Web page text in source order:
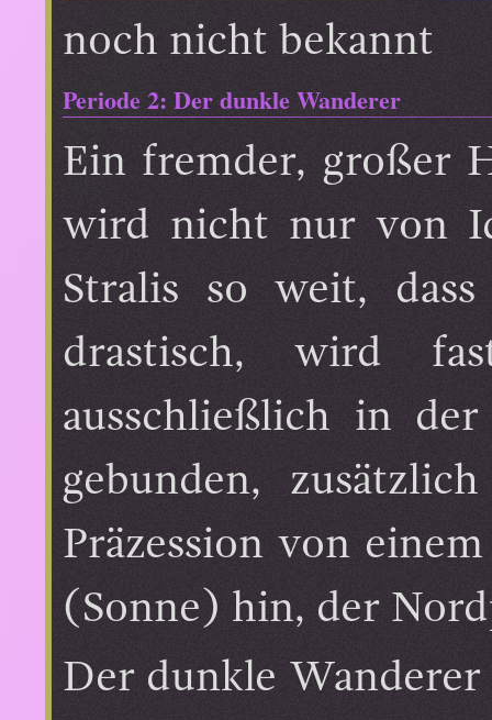
noch nicht bekannt
Periode 2: Der dunkle Wanderer
Ein fremder, großer
wird nicht nur von
Stralis so weit,
drastisch, wird
ausschließlich in
gebunden,
Präzession von
(Sonne) hin, der
Der dunkle